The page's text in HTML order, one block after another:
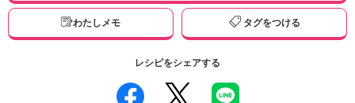
わたしメモ タグをつける
レシピをシェアする